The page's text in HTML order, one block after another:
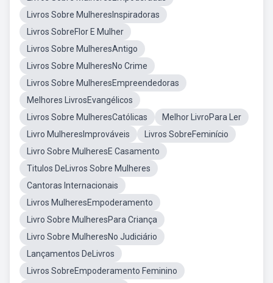
Livros Sobre MulheresInspiradoras
Livros SobreFlor E Mulher
Livros Sobre MulheresAntigo
Livros Sobre MulheresNo Crime
Livros Sobre MulheresEmpreendedoras
Melhores LivrosEvangélicos
Livros Sobre MulheresCatólicas
Melhor LivroPara Ler
Livro MulheresImprováveis
Livros SobreFeminício
Livro Sobre MulheresE Casamento
Titulos DeLivros Sobre Mulheres
Cantoras Internacionais
Livros MulheresEmpoderamento
Livro Sobre MulheresPara Criança
Livro Sobre MulheresNo Judiciário
Lançamentos DeLivros
Livros SobreEmpoderamento Feminino